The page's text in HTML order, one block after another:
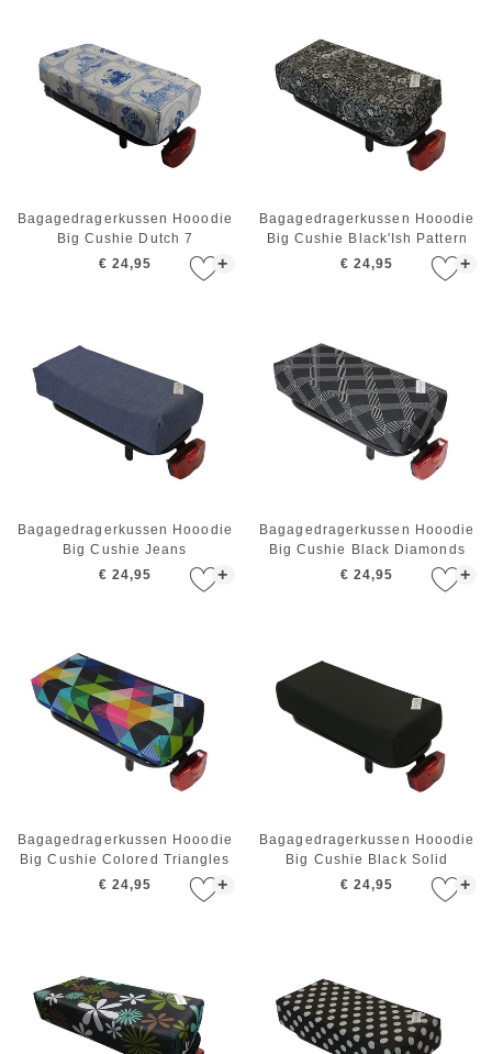
+
Bagagedragerkussen Hooodie
Big Cushie Dutch 7
€ 24,95
+
Bagagedragerkussen Hooodie
Big Cushie Black'Ish Pattern
€ 24,95
+
Bagagedragerkussen Hooodie
Big Cushie Jeans
€ 24,95
+
Bagagedragerkussen Hooodie
Big Cushie Black Diamonds
€ 24,95
+
Bagagedragerkussen Hooodie
Big Cushie Colored Triangles
€ 24,95
+
Bagagedragerkussen Hooodie
Big Cushie Black Solid
€ 24,95